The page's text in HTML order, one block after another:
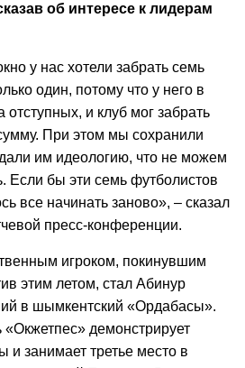
об интересе к лидерам
у нас хотели забрать семь
один, потому что у него в
отступных, и клуб мог забрать
При этом мы сохранили
им идеологию, что не можем
Если бы эти семь футболистов
все начинать заново», – сказал
пресс-конференции.
игроком, покинувшим
этим летом, стал Абинур
в шымкентский «Ордабасы».
демонстрирует
и занимает третье место в